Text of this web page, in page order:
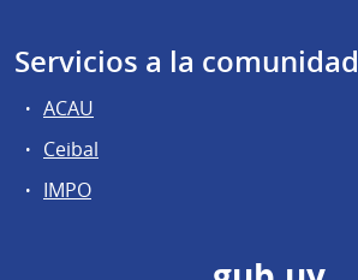
Servicios a la comunidad
ACAU
Ceibal
IMPO